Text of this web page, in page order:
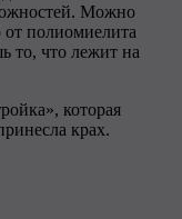
Можно
полиомиелита
то, что лежит на
которая
крах.